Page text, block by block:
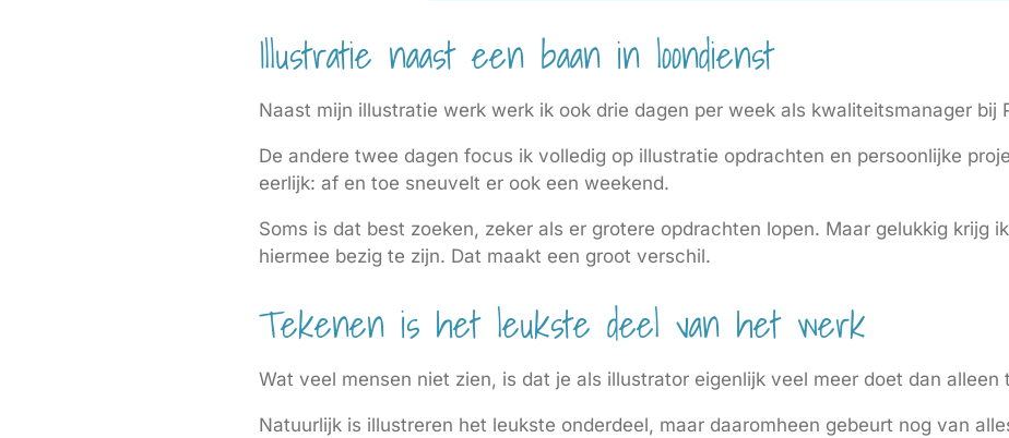
Illustratie naast een baan in loondienst
Naast mijn illustratie werk werk ik ook drie dagen per week als kwaliteitsmanager bij
De andere twee dagen focus ik volledig op illustratie opdrachten en persoonlijke
eerlijk: af en toe sneuvelt er ook een weekend.
Soms is dat best zoeken, zeker als er grotere opdrachten lopen. Maar gelukkig krijg
hiermee bezig te zijn. Dat maakt een groot verschil.
Tekenen is het leukste deel van het werk
Wat veel mensen niet zien, is dat je als illustrator eigenlijk veel meer doet dan alleen
Natuurlijk is illustreren het leukste onderdeel, maar daaromheen gebeurt nog van